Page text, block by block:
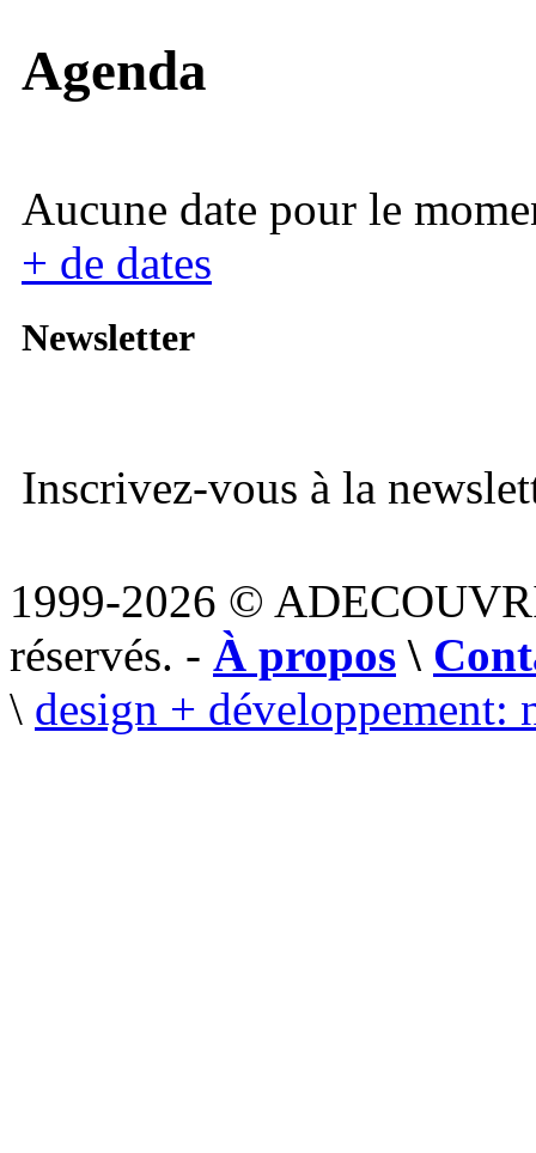
Agenda
Aucune date pour le
+ de dates
Newsletter
Inscrivez-vous à la
1999-2026 ©
réservés. - À propos \
\ design + développement: